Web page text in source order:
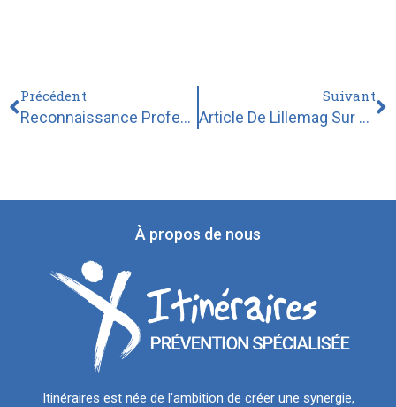
Précédent
Reconnaissance Professionnelle Du Plateau Technique D’Itinéraires – L’exemple De La Résidence Rivoli
Suivant
Article De Lillemag Sur Le Club De Prévention D’Itinéraires Dans Le Vieux Lille
À propos de nous
Itinéraires est née de l’ambition de créer une synergie,